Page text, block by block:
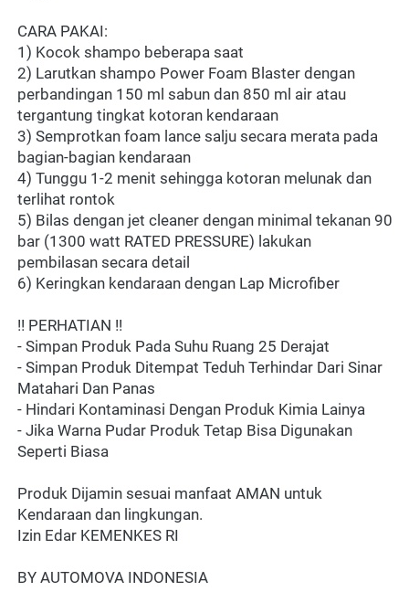
CARA PAKAI:
1) Kocok shampo beberapa saat
2) Larutkan shampo Power Foam Blaster dengan
perbandingan 150 ml sabun dan 850 ml air atau
tergantung tingkat kotoran kendaraan
3) Semprotkan foam lance salju secara merata pada
bagian-bagian kendaraan
4) Tunggu 1-2 menit sehingga kotoran melunak dan
terlihat rontok
5) Bilas dengan jet cleaner dengan minimal tekanan 90
bar (1300 watt RATED PRESSURE) lakukan
pembilasan secara detail
6) Keringkan kendaraan dengan Lap Microfiber
!! PERHATIAN !!
- Simpan Produk Pada Suhu Ruang 25 Derajat
- Simpan Produk Ditempat Teduh Terhindar Dari Sinar
Matahari Dan Panas
- Hindari Kontaminasi Dengan Produk Kimia Lainya
- Jika Warna Pudar Produk Tetap Bisa Digunakan
Seperti Biasa
Produk Dijamin sesuai manfaat AMAN untuk
Kendaraan dan lingkungan.
Izin Edar KEMENKES RI
BY AUTOMOVA INDONESIA